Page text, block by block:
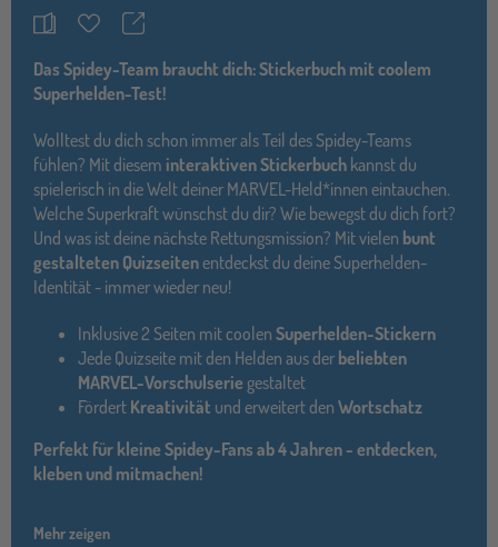
MerkzettelTeilen
Das Spidey-Team braucht dich: Stickerbuch mit coolem
Superhelden-Test!
Wolltest du dich schon immer als Teil des Spidey-Teams
fühlen? Mit diesem interaktiven Stickerbuch kannst du
spielerisch in die Welt deiner MARVEL-Held*innen eintauchen.
Welche Superkraft wünschst du dir? Wie bewegst du dich fort?
Und was ist deine nächste Rettungsmission? Mit vielen bunt
gestalteten Quizseitenentdeckst du deine Superhelden-
Identität - immer wieder neu!
Inklusive 2 Seiten mit coolen Superhelden-Stickern
Jede Quizseite mit den Helden aus der beliebten
MARVEL-Vorschulserie gestaltet
Fördert Kreativität und erweitert den Wortschatz
Perfekt für kleine Spidey-Fans ab 4 Jahren - entdecken,
kleben und mitmachen!
Mehr zeigen